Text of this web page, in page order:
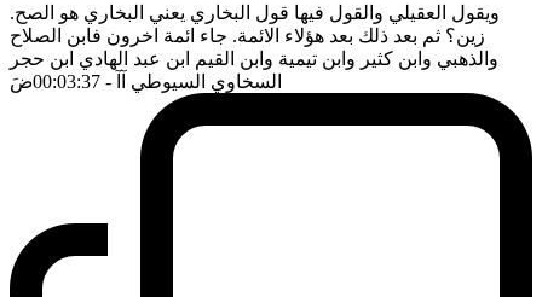
ويقول العقيلي والقول فيها قول البخاري يعني البخاري هو الصح.
زين؟ ثم بعد ذلك بعد هؤلاء الائمة. جاء ائمة اخرون فابن الصلاح
والذهبي وابن كثير وابن تيمية وابن القيم ابن عبد الهادي ابن حجر
السخاوي السيوطي آآ - 00:03:37 ضَ